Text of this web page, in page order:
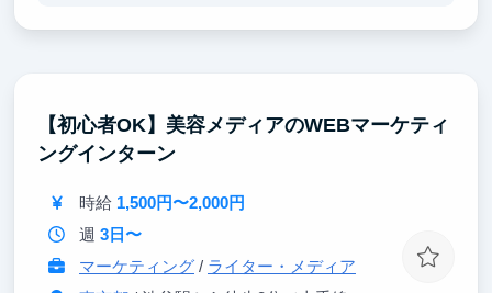
③海外展開の戦略立案・ローカライズに挑戦でき、代
ケ・PdM・起業のどの道にも活きる実践経験が積めま
【初心者OK】美容メディアのWEBマーケティ
ングインターン
時給 1,500円〜2,000円
週 3日〜
マーケティング/ ライター・メディア